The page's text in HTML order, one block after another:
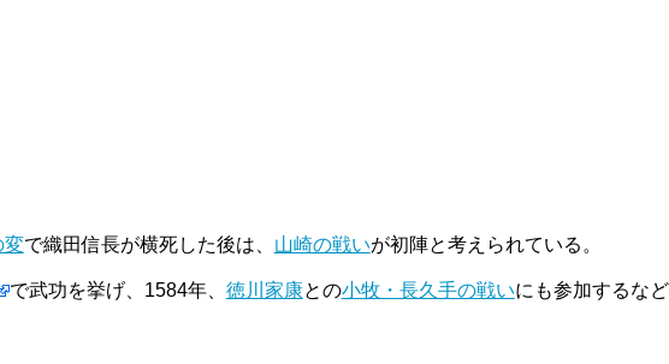
変で織田信長が横死した後は、 山崎の戦いが初陣と考えられている。
で武功を挙げ、1584年、 徳川家康との小牧・長久手の戦いにも参加するな